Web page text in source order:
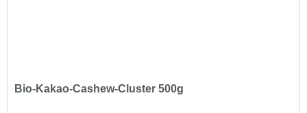
Bio-Kakao-Cashew-Cluster 500g